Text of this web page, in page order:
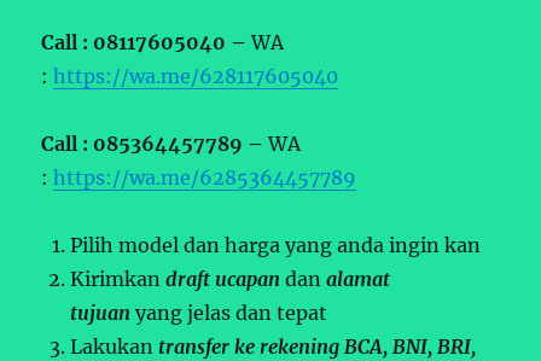
Call : 08117605040 –WA
:https://wa.me/628117605040
Call : 085364457789 –WA
:https://wa.me/6285364457789
Pilih model dan harga yang anda ingin kan
Kirimkandraft ucapan danalamat
tujuan yang jelas dan tepat
Lakukan transfer ke rekening BCA, BNI, BRI,